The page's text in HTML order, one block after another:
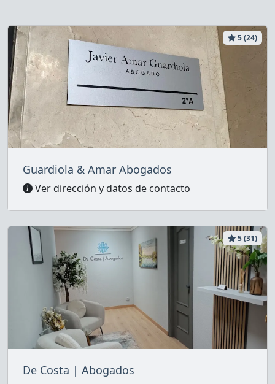
5 (24)
Guardiola & Amar Abogados
Ver dirección y datos de contacto
5 (31)
De Costa | Abogados